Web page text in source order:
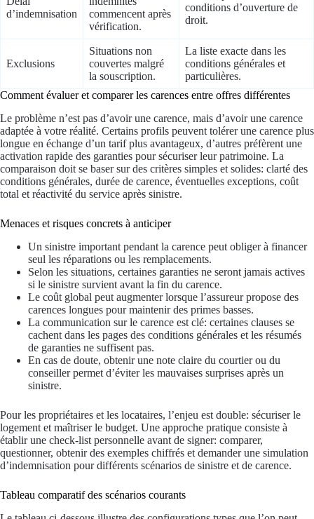
d’indemnisation
commencent après
vérification.
conditions d’ouverture de
droit.
Exclusions
Situations non
couvertes malgré
la souscription.
La liste exacte dans les
conditions générales et
particulières.
Comment évaluer et comparer les carences entre offres différentes
Le problème n’est pas d’avoir une carence, mais d’avoir une carence
adaptée à votre réalité. Certains profils peuvent tolérer une carence plus
longue en échange d’un tarif plus avantageux, d’autres préfèrent une
activation rapide des garanties pour sécuriser leur patrimoine. La
comparaison doit se baser sur des critères simples et solides: clarté des
conditions générales, durée de carence, éventuelles exceptions, coût
total et réactivité du service après sinistre.
Menaces et risques concrets à anticiper
Un sinistre important pendant la carence peut obliger à financer
seul les réparations ou les remplacements.
Selon les situations, certaines garanties ne seront jamais actives
si le sinistre survient avant la fin du carence.
Le coût global peut augmenter lorsque l’assureur propose des
carences longues pour maintenir des primes basses.
La communication sur le carence est clé: certaines clauses se
cachent dans les pages des conditions générales et les résumés
de garanties ne suffisent pas.
En cas de doute, obtenir une note claire du courtier ou du
conseiller permet d’éviter les mauvaises surprises après un
sinistre.
Pour les propriétaires et les locataires, l’enjeu est double: sécuriser le
logement et maîtriser le budget. Une approche pratique consiste à
établir une check-list personnelle avant de signer: comparer,
questionner, obtenir des exemples chiffrés et demander une simulation
d’indemnisation pour différents scénarios de sinistre et de carence.
Tableau comparatif des scénarios courants